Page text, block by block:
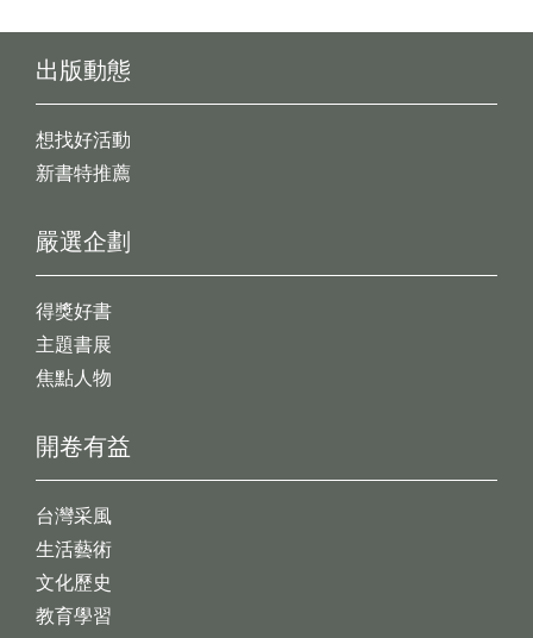
出版動態
想找好活動
新書特推薦
開卷有益
台灣采風
生活藝術
文化歷史
教育學習
嚴選企劃
得獎好書
主題書展
焦點人物